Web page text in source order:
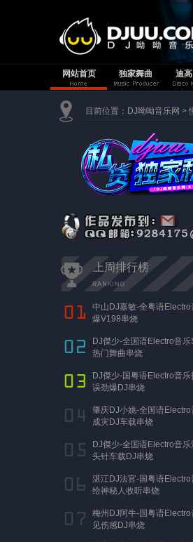
网站首页 独家舞曲 迪
目前位置： DJ呦呦音乐网 >
上周排行榜
中山DJ嘉敏-全粤语
爆V198串烧
DJ傑少-全国语Electro音
热门舞曲串烧
DJ傑少-国粤语Electro音
误劲爆DJ串烧
肇庆DJ小姚-全国语
成灾DJ车载串烧
DJ傑少-全国语Electro音
头针车载DJ串烧
湛江DJ法官-国粤语
给神秘人收听串烧
梅州DJ阿牛-国粤语
见伤感DJ串烧